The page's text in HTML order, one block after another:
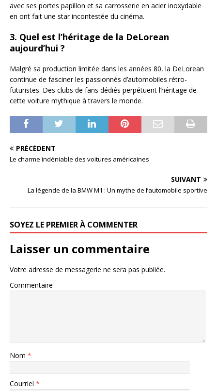
avec ses portes papillon et sa carrosserie en acier inoxydable
en ont fait une star incontestée du cinéma.
3. Quel est l’héritage de la DeLorean
aujourd’hui ?
Malgré sa production limitée dans les années 80, la DeLorean
continue de fasciner les passionnés d’automobiles rétro-
futuristes. Des clubs de fans dédiés perpétuent l’héritage de
cette voiture mythique à travers le monde.
PRÉCÉDENT
Le charme indéniable des voitures américaines
SUIVANT
La légende de la BMW M1 : Un mythe de l’automobile sportive
SOYEZ LE PREMIER À COMMENTER
Laisser un commentaire
Votre adresse de messagerie ne sera pas publiée.
Commentaire
Nom *
Courriel *